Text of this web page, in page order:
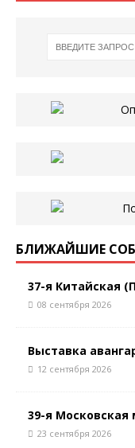
БЛИЖАЙШИЕ
37-я Китайская
08 сентября 2026
Выставка
12 сентября 2026
39-я Московская
23 сентября 2026